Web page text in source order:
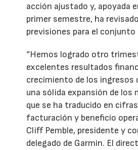
acción ajustado y, apoyada
primer semestre, ha
previsiones para el conjunto
“Hemos logrado otro
excelentes resultados
crecimiento de los ingresos
una sólida expansión de los
que se ha traducido en
facturación y beneficio
Cliff Pemble, presidente y
delegado de Garmin. El